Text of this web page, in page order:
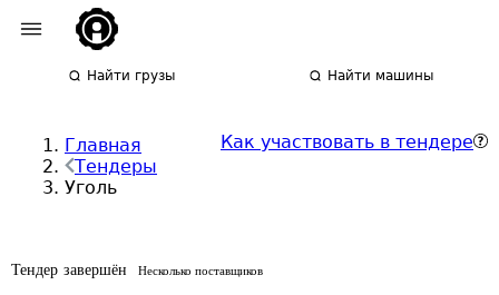
Найти грузы Найти машины
Главная
Тендеры
Уголь
Как участвовать в тендере
Тендер завершён Несколько поставщиков